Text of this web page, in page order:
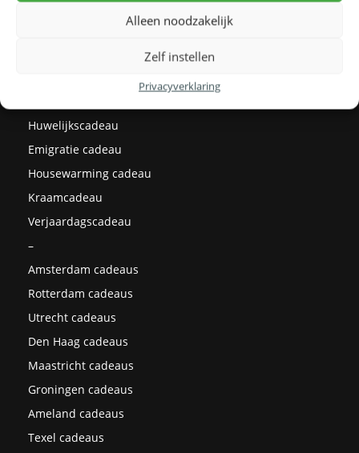
Alleen noodzakelijk
Zelf instellen
Privacyverklaring
Prijzen
Huwelijkscadeau
Emigratie cadeau
Housewarming cadeau
Kraamcadeau
Verjaardagscadeau
–
Amsterdam cadeaus
Rotterdam cadeaus
Utrecht cadeaus
Den Haag cadeaus
Maastricht cadeaus
Groningen cadeaus
Ameland cadeaus
Texel cadeaus